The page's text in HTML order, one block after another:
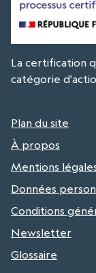
La certification
catégorie
Plan du site
À propos
Mentions
Données
Conditions
Newsletter
Glossaire